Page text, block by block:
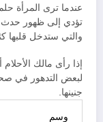
عندما ترى المرأة
تؤدي إلى ظهور حدث
والتي ستدخل قلبها
إذا رأى مالك
لبعض التدهور في
جنينها.
وسم